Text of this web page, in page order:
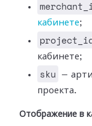
кабинете;
кабинете;
sku
—
проекта.
Отображение в